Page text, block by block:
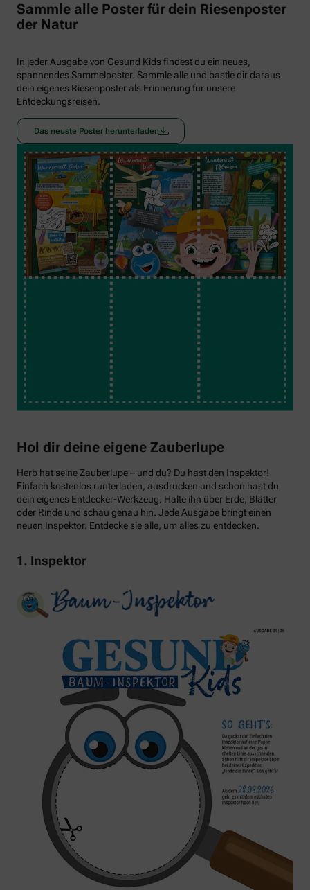
Sammle alle Poster für dein Riesenposter
der Natur
In jeder Ausgabe von Gesund Kids findest du ein neues,
spannendes Sammelposter. Sammle alle und bastle dir daraus
dein eigenes Riesenposter als Erinnerung für unsere
Entdeckungsreisen.
Das neuste Poster herunterladen
Hol dir deine eigene Zauberlupe
Herb hat seine Zauberlupe – und du? Du hast den Inspektor!
Einfach kostenlos runterladen, ausdrucken und schon hast du
dein eigenes Entdecker-Werkzeug. Halte ihn über Erde, Blätter
oder Rinde und schau genau hin. Jede Ausgabe bringt einen
neuen Inspektor. Entdecke sie alle, um alles zu entdecken.
1. Inspektor